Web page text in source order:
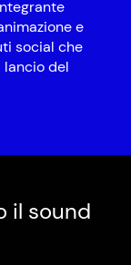
e
social che
del
il sound